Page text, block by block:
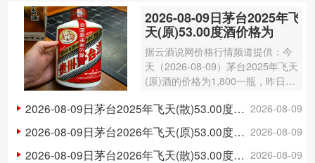
2026-08-09日茅台2025年飞
天(原)53.00度酒价格为
1,800一瓶，上涨 20元
据云酒说网价格行情频道提供：今
天（2026-08-09）茅台2025年飞天
(原)酒的价格为1,800一瓶，昨日价
2025年飞天(原)酒容量为500ml，
酒精度数为53.00度。茅台酒除了年
份因…
2026-08-09
2026-08-09日茅台2025年飞天(散)53.00度酒价格为1,750一瓶，上涨 20元
2026-08-09
2026-08-09日茅台2026年飞天(原)53.00度酒价格为1,730一瓶，上涨 20元
2026-08-09
2026-08-09日茅台2026年飞天(散)53.00度酒价格为1,710一瓶，上涨 15元